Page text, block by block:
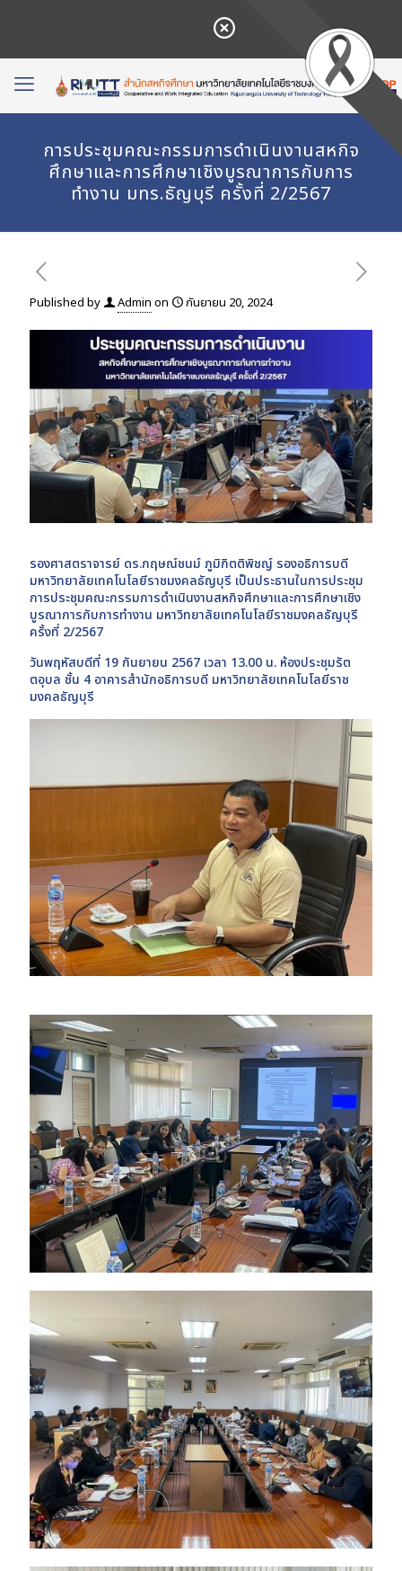
การประชุมคณะกรรมการดำเนินงานสหกิจ
ศึกษาและการศึกษาเชิงบูรณาการกับการ
ทำงาน มทร.ธัญบุรี ครั้งที่ 2/2567
Published by Admin on กันยายน 20, 2024
รองศาสตราจารย์ ดร.กฤษณ์ชนม์ ภูมิกิตติพิชญ์ รองอธิการบดี
มหาวิทยาลัยเทคโนโลยีราชมงคลธัญบุรี เป็นประธานในการประชุม
การประชุมคณะกรรมการดำเนินงานสหกิจศึกษาและการศึกษาเชิง
บูรณาการกับการทำงาน มหาวิทยาลัยเทคโนโลยีราชมงคลธัญบุรี
ครั้งที่ 2/2567
วันพฤหัสบดีที่ 19 กันยายน 2567 เวลา 13.00 น. ห้องประชุมรัต
ตอุบล ชั้น 4 อาคารสำนักอธิการบดี มหาวิทยาลัยเทคโนโลยีราช
มงคลธัญบุรี